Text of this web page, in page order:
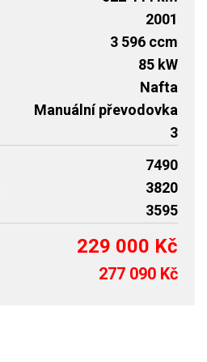
2001
3 596 ccm
85 kW
Nafta
Manuální převodovka
3
7490
3820
3595
229 000 Kč
277 090 Kč